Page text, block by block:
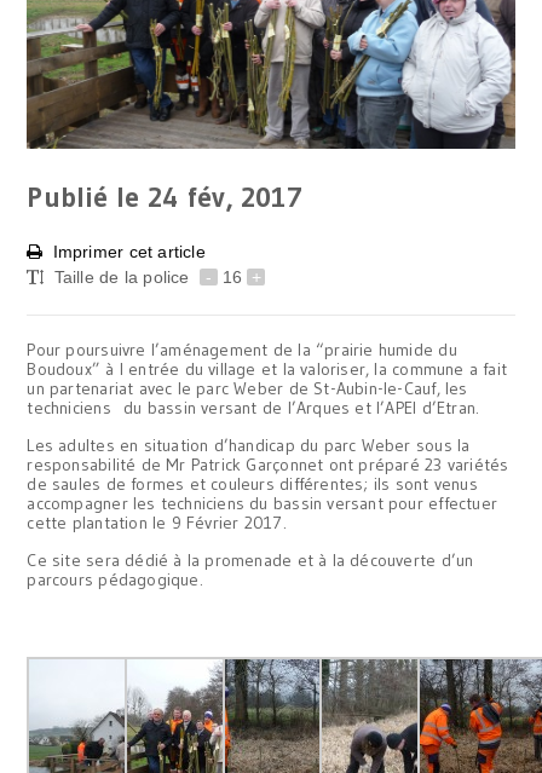
Publié le 24 fév, 2017
Imprimer cet article
Taille de la police
- 16 +
Pour poursuivre l’aménagement de la “prairie humide du
Boudoux” à l entrée du village et la valoriser, la commune a fait
un partenariat avec le parc Weber de St-Aubin-le-Cauf, les
techniciens du bassin versant de l’Arques et l’APEI d’Etran.
Les adultes en situation d’handicap du parc Weber sous la
responsabilité de Mr Patrick Garçonnet ont préparé 23 variétés
de saules de formes et couleurs différentes; ils sont venus
accompagner les techniciens du bassin versant pour effectuer
cette plantation le 9 Février 2017.
Ce site sera dédié à la promenade et à la découverte d’un
parcours pédagogique.